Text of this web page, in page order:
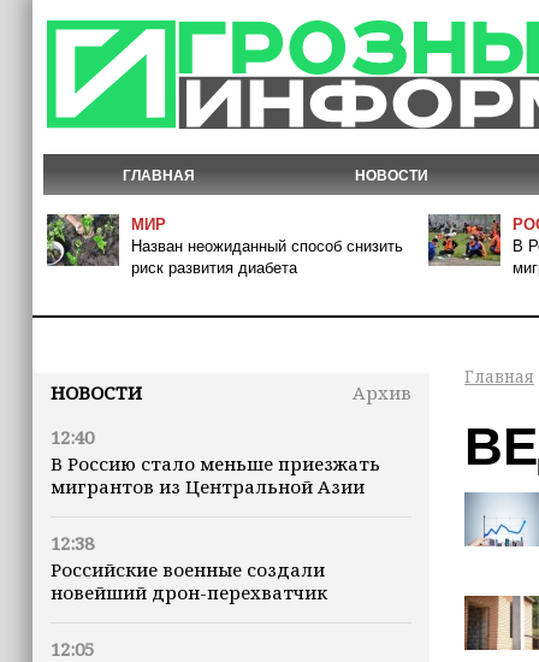
ГЛАВНАЯ НОВОСТИ
МИР
Назван неожиданный способ снизить
риск развития диабета
В
НОВОСТИ
Архив
12:40
В Россию стало меньше приезжать
мигрантов из Центральной Азии
12:38
Российские военные создали
новейший дрон-перехватчик
12:05
Главная